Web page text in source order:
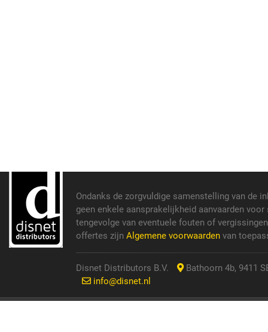
Ondanks de zorgvuldige samenstelling van de
geen enkele aansprakelijkheid aanvaarden
tengevolge van eventuele fouten of
offertes zijn Algemene voorwaarden van
Disnet Distributors B.V.
Bathoorn 4b, 9411
info@disnet.nl